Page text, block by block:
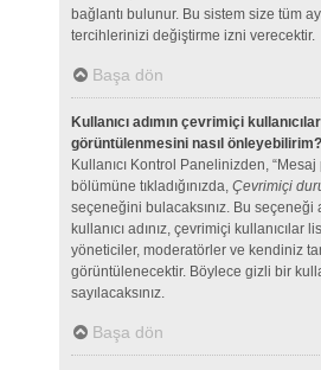
bağlantı bulunur. Bu sistem size tüm
tercihlerinizi değiştirme izni verecektir.
Başa dön
Kullanıcı adımın çevrimiçi
görüntülenmesini nasıl önleyebilirim?
Kullanıcı Kontrol Panelinizden,
bölümüne tıkladığınızda, Çevrimiçi
seçeneğini bulacaksınız. Bu
kullanıcı adınız, çevrimiçi kullanıcılar
yöneticiler, moderatörler ve kendiniz
görüntülenecektir. Böylece gizli bir
sayılacaksınız.
Başa dön